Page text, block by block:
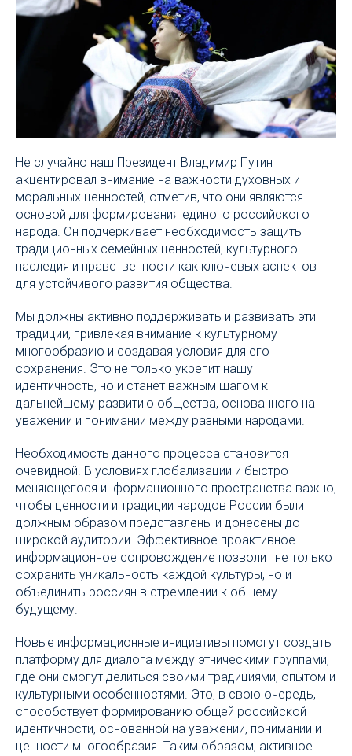
Не случайно наш Президент Владимир Путин
акцентировал внимание на важности духовных и
моральных ценностей, отметив, что они являются
основой для формирования единого российского
народа. Он подчеркивает необходимость защиты
традиционных семейных ценностей, культурного
наследия и нравственности как ключевых аспектов
для устойчивого развития общества.
Мы должны активно поддерживать и развивать эти
традиции, привлекая внимание к культурному
многообразию и создавая условия для его
сохранения. Это не только укрепит нашу
идентичность, но и станет важным шагом к
дальнейшему развитию общества, основанного на
уважении и понимании между разными народами.
Необходимость данного процесса становится
очевидной. В условиях глобализации и быстро
меняющегося информационного пространства важно,
чтобы ценности и традиции народов России были
должным образом представлены и донесены до
широкой аудитории. Эффективное проактивное
информационное сопровождение позволит не только
сохранить уникальность каждой культуры, но и
объединить россиян в стремлении к общему
будущему.
Новые информационные инициативы помогут создать
платформу для диалога между этническими группами,
где они смогут делиться своими традициями, опытом и
культурными особенностями. Это, в свою очередь,
способствует формированию общей российской
идентичности, основанной на уважении, понимании и
ценности многообразия. Таким образом, активное